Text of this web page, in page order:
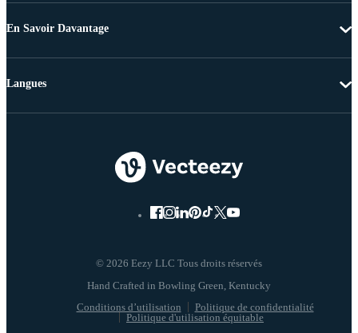
En Savoir Davantage
© 2026 Eezy LLC Tous droits réservés
Conditions d’utilisation
Politique de confidentialité
Politique d'utilisation équitable
Langues